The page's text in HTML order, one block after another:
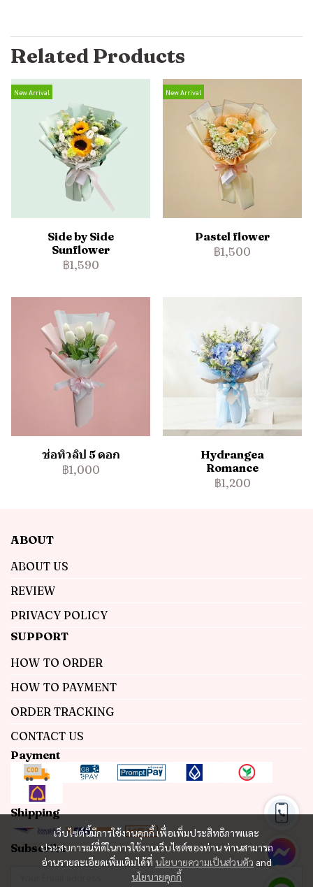
Related Products
New Arrival
Side by Side
Sunflower
฿1,590
New Arrival
Pastel flower
฿1,500
ช่อทิวลิป 5 ดอก
฿1,000
Hydrangea
Romance
฿1,200
เว็บไซต์นี้มีการใช้งานคุกกี้ เพื่อเพิ่มประสิทธิภาพและ
ประสบการณ์ที่ดีในการใช้งานเว็บไซต์ของท่าน ท่านสามารถ
อ่านรายละเอียดเพิ่มเติมได้ที่ นโยบายความเป็นส่วนตัว and
นโยบายคุกกี้
ABOUT
ABOUT US
REVIEW
PRIVACY POLICY
SUPPORT
HOW TO ORDER
HOW TO PAYMENT
ORDER TRACKING
CONTACT US
Payment
Shipping
Subscribe